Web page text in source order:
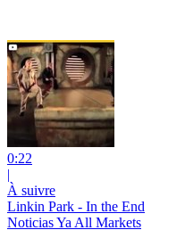
0:22
|
À suivre
Linkin Park - In the End
Noticias Ya All Markets